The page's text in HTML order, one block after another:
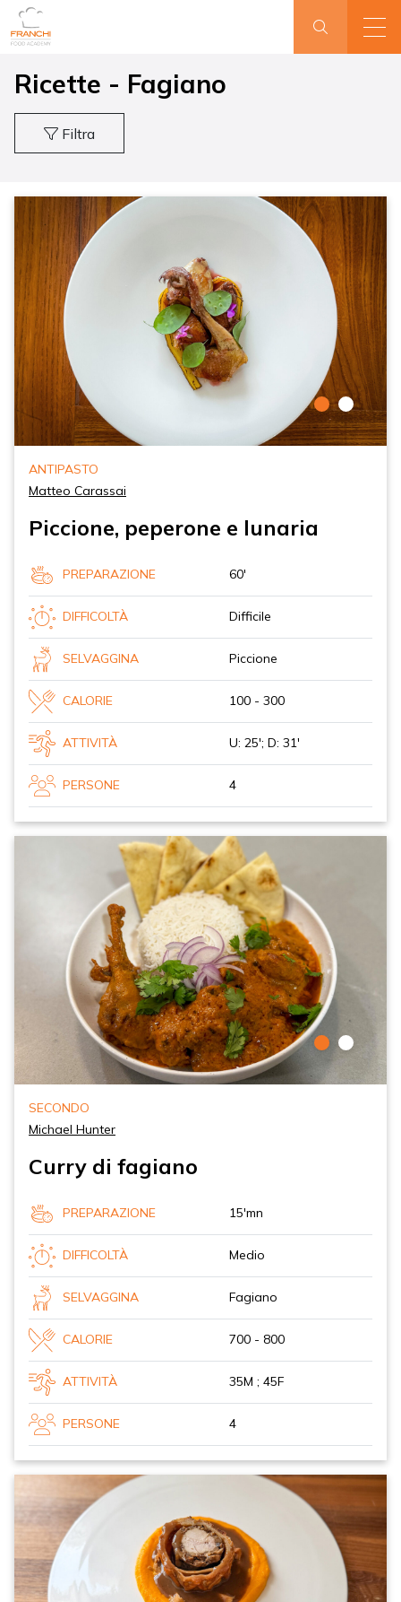
Ricette - Fagiano
Filtra
ANTIPASTO
Matteo Carassai
Piccione, peperone e lunaria
PREPARAZIONE 60'
DIFFICOLTÀ Difficile
SELVAGGINA Piccione
CALORIE 100 - 300
ATTIVITÀ U: 25'; D: 31'
PERSONE 4
SECONDO
Michael Hunter
Curry di fagiano
PREPARAZIONE 15'mn
DIFFICOLTÀ Medio
SELVAGGINA Fagiano
CALORIE 700 - 800
ATTIVITÀ 35M ; 45F
PERSONE 4